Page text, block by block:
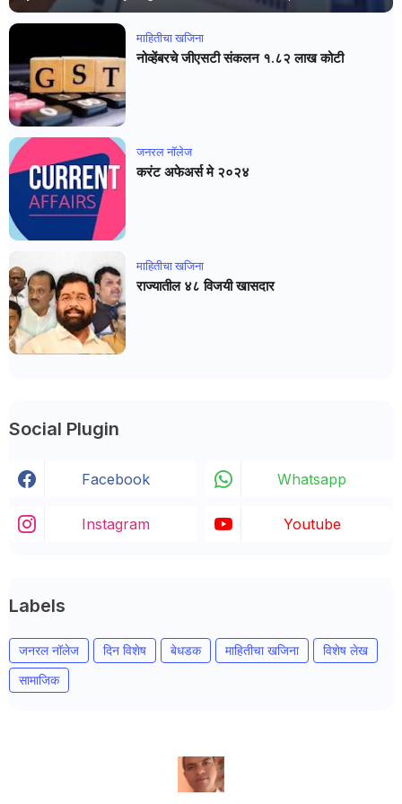
माहितीचा खजिना
नोव्हेंबरचे जीएसटी संकलन १.८२ लाख कोटी
जनरल नाॅलेज
करंट अफेअर्स मे २०२४
माहितीचा खजिना
राज्यातील ४८ विजयी खासदार
Social Plugin
Facebook Whatsapp
Instagram Youtube
Labels
जनरल नॉलेज दिन विशेष बेधडक माहितीचा खजिना
विशेष लेख
सामाजिक